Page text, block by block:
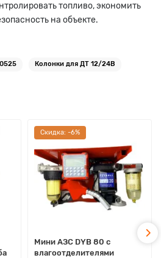
топливо, экономить
на объекте.
Колонки для ДТ 12/24В
Cкидка: -6%
Мини АЗС DYB 80 c
влагоотделителями